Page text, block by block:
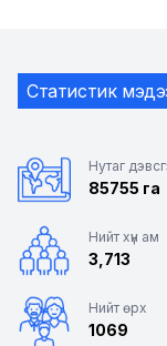
Статистик
Нутаг
85755 га
Нийт хүн ам
3,713
Нийт өрх
1069